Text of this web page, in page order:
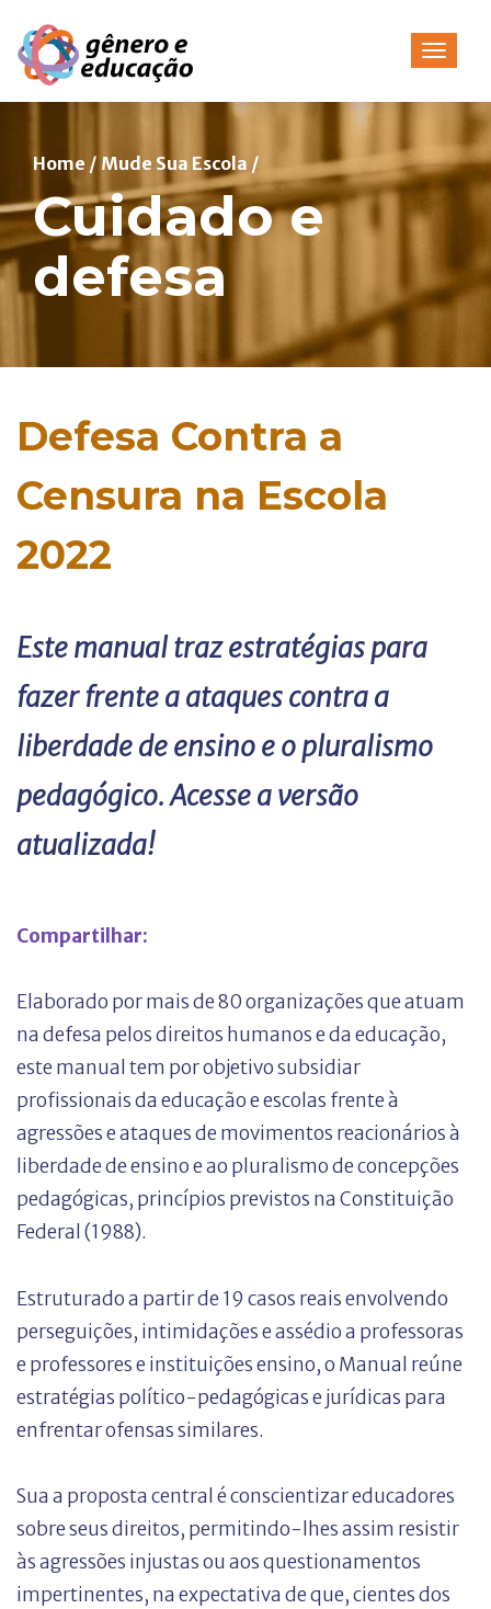
Pular
para
o
conteúdo
Home / Mude Sua Escola /
Cuidado e
defesa
Defesa Contra a
Censura na Escola
2022
Este manual traz estratégias para
fazer frente a ataques contra a
liberdade de ensino e o pluralismo
pedagógico. Acesse a versão
atualizada!
Compartilhar:
Elaborado por mais de 80 organizações que atuam
na defesa pelos direitos humanos e da educação,
este manual tem por objetivo subsidiar
profissionais da educação e escolas frente à
agressões e ataques de movimentos reacionários à
liberdade de ensino e ao pluralismo de concepções
pedagógicas, princípios previstos na Constituição
Federal (1988).
Estruturado a partir de 19 casos reais envolvendo
perseguições, intimidações e assédio a professoras
e professores e instituições ensino, o Manual reúne
estratégias político-pedagógicas e jurídicas para
enfrentar ofensas similares.
Sua a proposta central é conscientizar educadores
sobre seus direitos, permitindo-lhes assim resistir
às agressões injustas ou aos questionamentos
impertinentes, na expectativa de que, cientes dos